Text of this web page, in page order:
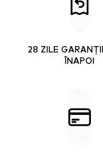
28 ZILE
ÎNAPOI